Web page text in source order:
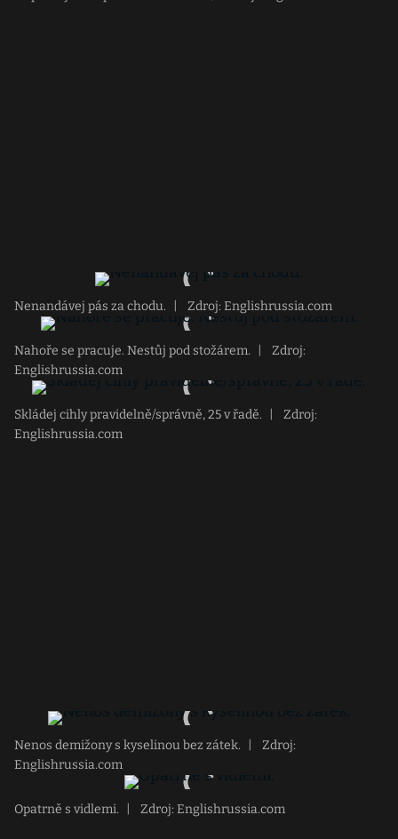
Nenandávej pás za chodu. Zdroj: Englishrussia.com
Nahoře se pracuje. Nestůj pod stožárem.
Zdroj:
Englishrussia.com
Skládej cihly pravidelně/správně, 25 v řadě.
Zdroj:
Englishrussia.com
Nenos demižony s kyselinou bez zátek.
Zdroj:
Englishrussia.com
Opatrně s vidlemi. Zdroj: Englishrussia.com